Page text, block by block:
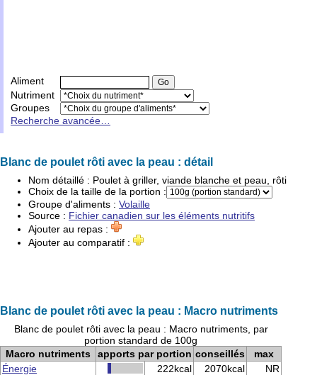
Aliment
Nutriment
Groupes
Recherche avancée…
Blanc de poulet rôti avec la peau : détail
Nom détaillé : Poulet à griller, viande blanche et peau, rôti
Choix de la taille de la portion :
Groupe d'aliments : Volaille
Source : Fichier canadien sur les éléments nutritifs
Ajouter au repas :
Ajouter au comparatif :
Blanc de poulet rôti avec la peau : Macro nutriments
Blanc de poulet rôti avec la peau : Macro nutriments, par
portion standard de 100g
Macro nutriments
apports par portion conseillés
max
Énergie
222kcal 2070kcal
NR